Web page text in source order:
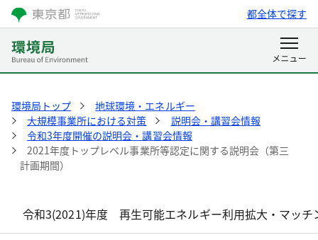
都全体で探す
環境局トップ
地球環境・エネルギー
大規模事業所における対策
説明会・講習会情報
令和3年度開催の説明会・講習会情報
2021年度トップレベル事業所等認定に関する説明会（第三
計画期間）
令和3(2021)年度 再生可能エネルギー利用拡大・マッチ